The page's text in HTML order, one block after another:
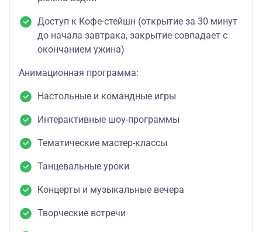
Доступ к Кофе-стейшн (открытие за 30 минут
до начала завтрака, закрытие совпадает с
окончанием ужина)
Анимационная программа:
Настольные и командные игры
Интерактивные шоу-программы
Тематические мастер-классы
Танцевальные уроки
Концерты и музыкальные вечера
Творческие встречи